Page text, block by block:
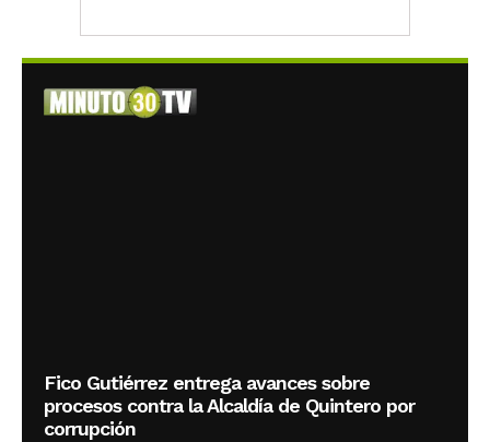
Fico Gutiérrez entrega avances sobre
procesos contra la Alcaldía de Quintero por
corrupción